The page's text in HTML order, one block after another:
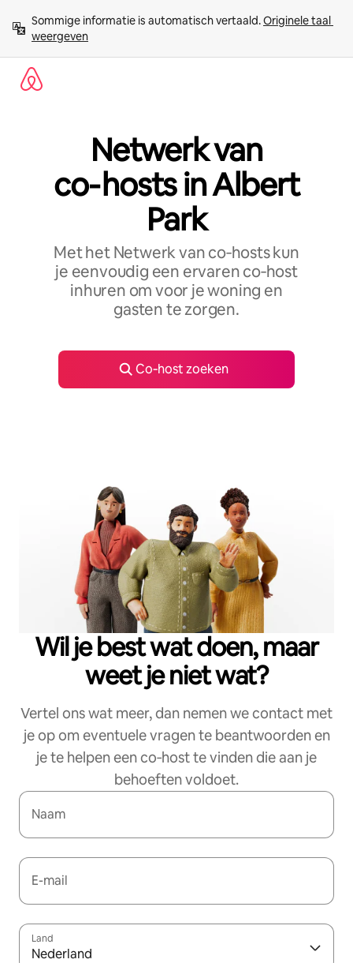
direct
naar
inhoud
Sommige informatie is automatisch vertaald. Originele taal
weergeven
Netwerk van
co‑hosts in Albert
Park
Met het Netwerk van co‑hosts kun
je eenvoudig een ervaren co‑host
inhuren om voor je woning en
gasten te zorgen.
Co‑host zoeken
Wil je best wat doen, maar
weet je niet wat?
Vertel ons wat meer, dan nemen we contact met
je op om eventuele vragen te beantwoorden en
je te helpen een co‑host te vinden die aan je
behoeften voldoet.
Naam
E-mail
Land
Nederland